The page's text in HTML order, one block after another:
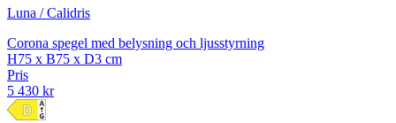
Luna / Calidris
Corona spegel med belysning och ljusstyrning
H75 x B75 x D3 cm
Pris
5 430 kr